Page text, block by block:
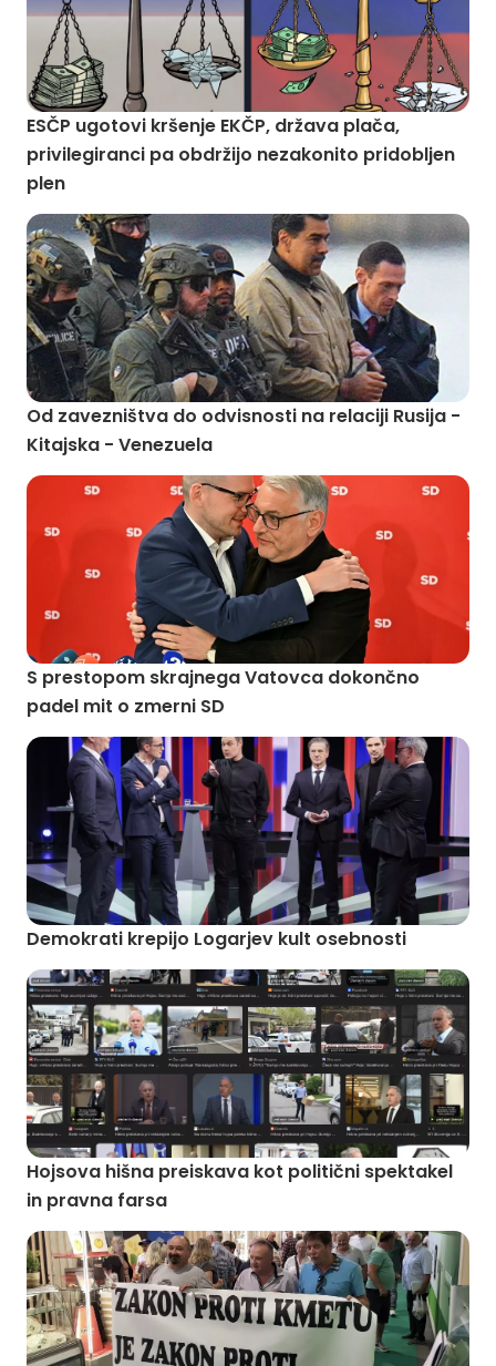
ESČP ugotovi kršenje EKČP, država plača,
privilegiranci pa obdržijo nezakonito pridobljen
plen
Od zavezništva do odvisnosti na relaciji Rusija -
Kitajska - Venezuela
S prestopom skrajnega Vatovca dokončno
padel mit o zmerni SD
Demokrati krepijo Logarjev kult osebnosti
Hojsova hišna preiskava kot politični spektakel
in pravna farsa